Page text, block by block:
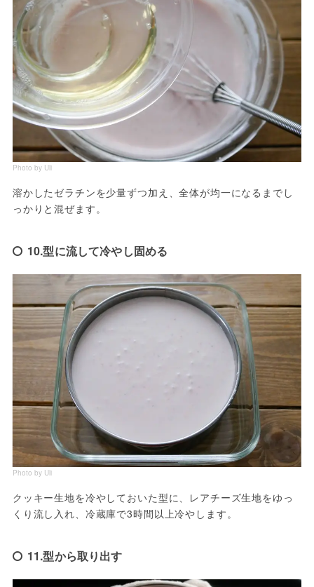
Photo by Uli
溶かしたゼラチンを少量ずつ加え、全体が均一になるまでし
っかりと混ぜます。
10.型に流して冷やし固める
Photo by Uli
クッキー生地を冷やしておいた型に、レアチーズ生地をゆっ
くり流し入れ、冷蔵庫で3時間以上冷やします。
11.型から取り出す